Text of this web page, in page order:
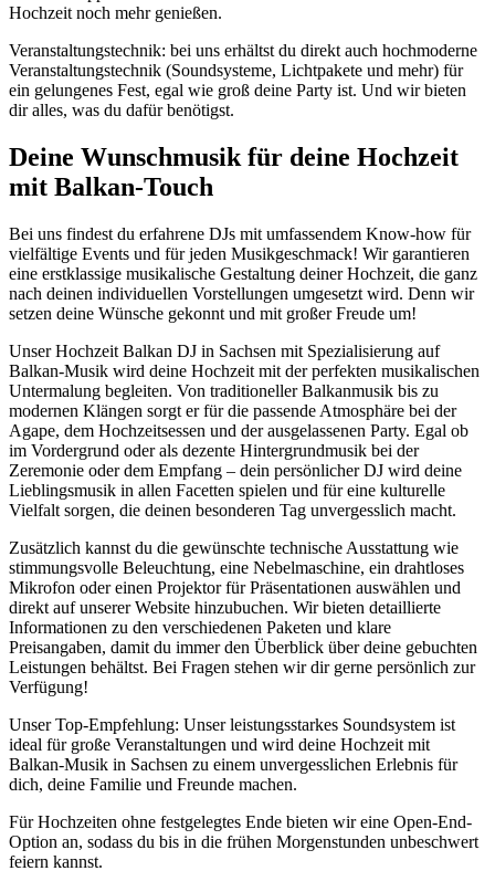
Hochzeit noch mehr genießen.
Veranstaltungstechnik: bei uns erhältst du direkt auch hochmoderne
Veranstaltungstechnik (Soundsysteme, Lichtpakete und mehr) für
ein gelungenes Fest, egal wie groß deine Party ist. Und wir bieten
dir alles, was du dafür benötigst.
Deine Wunschmusik für deine Hochzeit
mit Balkan-Touch
Bei uns findest du erfahrene DJs mit umfassendem Know-how für
vielfältige Events und für jeden Musikgeschmack! Wir garantieren
eine erstklassige musikalische Gestaltung deiner Hochzeit, die ganz
nach deinen individuellen Vorstellungen umgesetzt wird. Denn wir
setzen deine Wünsche gekonnt und mit großer Freude um!
Unser Hochzeit Balkan DJ in Sachsen mit Spezialisierung auf
Balkan-Musik wird deine Hochzeit mit der perfekten musikalischen
Untermalung begleiten. Von traditioneller Balkanmusik bis zu
modernen Klängen sorgt er für die passende Atmosphäre bei der
Agape, dem Hochzeitsessen und der ausgelassenen Party. Egal ob
im Vordergrund oder als dezente Hintergrundmusik bei der
Zeremonie oder dem Empfang – dein persönlicher DJ wird deine
Lieblingsmusik in allen Facetten spielen und für eine kulturelle
Vielfalt sorgen, die deinen besonderen Tag unvergesslich macht.
Zusätzlich kannst du die gewünschte technische Ausstattung wie
stimmungsvolle Beleuchtung, eine Nebelmaschine, ein drahtloses
Mikrofon oder einen Projektor für Präsentationen auswählen und
direkt auf unserer Website hinzubuchen. Wir bieten detaillierte
Informationen zu den verschiedenen Paketen und klare
Preisangaben, damit du immer den Überblick über deine gebuchten
Leistungen behältst. Bei Fragen stehen wir dir gerne persönlich zur
Verfügung!
Unser Top-Empfehlung: Unser leistungsstarkes Soundsystem ist
ideal für große Veranstaltungen und wird deine Hochzeit mit
Balkan-Musik in Sachsen zu einem unvergesslichen Erlebnis für
dich, deine Familie und Freunde machen.
Für Hochzeiten ohne festgelegtes Ende bieten wir eine Open-End-
Option an, sodass du bis in die frühen Morgenstunden unbeschwert
feiern kannst.